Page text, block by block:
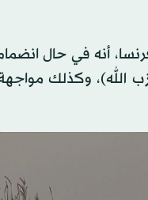
أنه في حال
الله)، وكذلك